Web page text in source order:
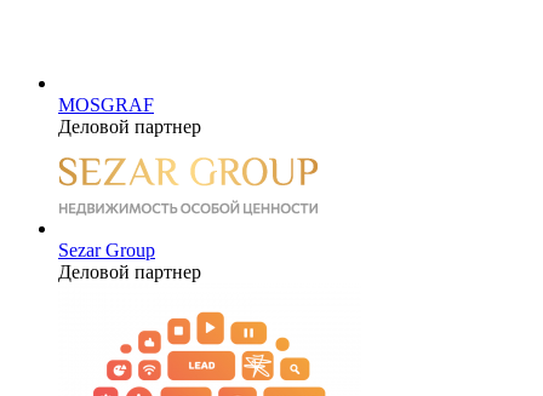
MOSGRAF
Деловой партнер
Sezar Group
Деловой партнер